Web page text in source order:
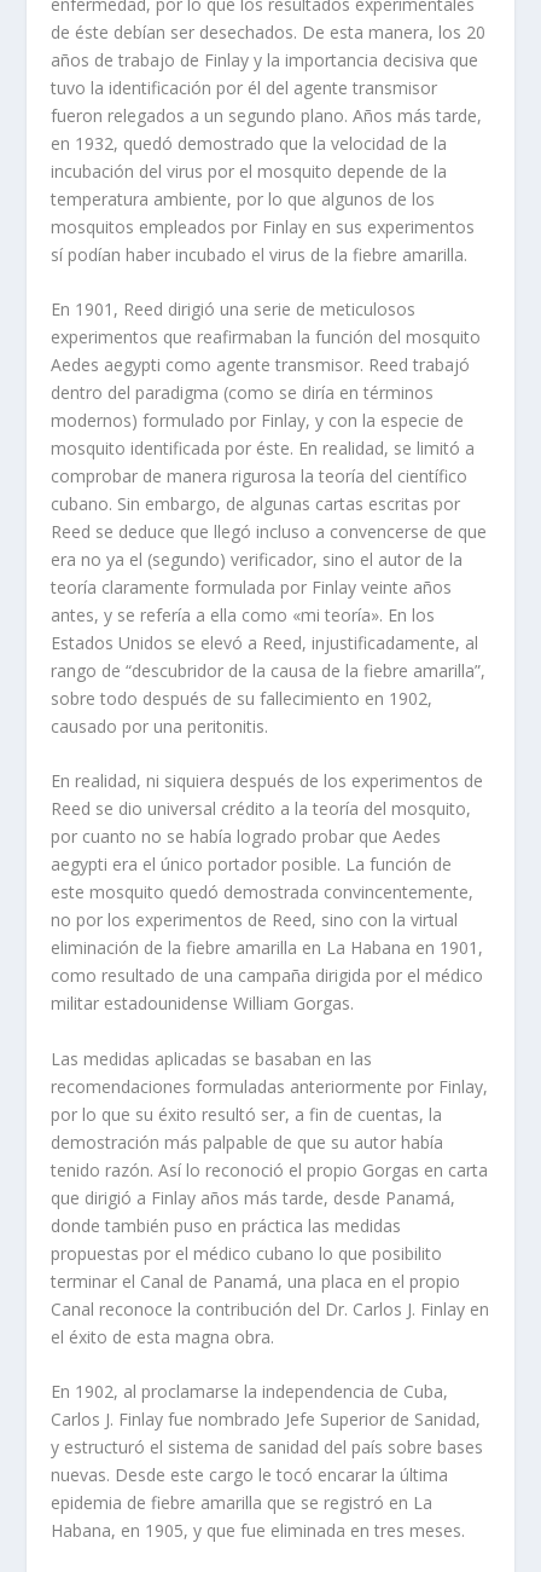
de éste debían ser desechados. De esta manera, los 20
años de trabajo de Finlay y la importancia decisiva que
tuvo la identificación por él del agente transmisor
fueron relegados a un segundo plano. Años más tarde,
en 1932, quedó demostrado que la velocidad de la
incubación del virus por el mosquito depende de la
temperatura ambiente, por lo que algunos de los
mosquitos empleados por Finlay en sus experimentos
sí podían haber incubado el virus de la fiebre amarilla.
En 1901, Reed dirigió una serie de meticulosos
experimentos que reafirmaban la función del mosquito
Aedes aegypti como agente transmisor. Reed trabajó
dentro del paradigma (como se diría en términos
modernos) formulado por Finlay, y con la especie de
mosquito identificada por éste. En realidad, se limitó a
comprobar de manera rigurosa la teoría del científico
cubano. Sin embargo, de algunas cartas escritas por
Reed se deduce que llegó incluso a convencerse de que
era no ya el (segundo) verificador, sino el autor de la
teoría claramente formulada por Finlay veinte años
antes, y se refería a ella como «mi teoría». En los
Estados Unidos se elevó a Reed, injustificadamente, al
rango de “descubridor de la causa de la fiebre amarilla”,
sobre todo después de su fallecimiento en 1902,
causado por una peritonitis.
En realidad, ni siquiera después de los experimentos de
Reed se dio universal crédito a la teoría del mosquito,
por cuanto no se había logrado probar que Aedes
aegypti era el único portador posible. La función de
este mosquito quedó demostrada convincentemente,
no por los experimentos de Reed, sino con la virtual
eliminación de la fiebre amarilla en La Habana en 1901,
como resultado de una campaña dirigida por el médico
militar estadounidense William Gorgas.
Las medidas aplicadas se basaban en las
recomendaciones formuladas anteriormente por Finlay,
por lo que su éxito resultó ser, a fin de cuentas, la
demostración más palpable de que su autor había
tenido razón. Así lo reconoció el propio Gorgas en carta
que dirigió a Finlay años más tarde, desde Panamá,
donde también puso en práctica las medidas
propuestas por el médico cubano lo que posibilito
terminar el Canal de Panamá, una placa en el propio
Canal reconoce la contribución del Dr. Carlos J. Finlay en
el éxito de esta magna obra.
En 1902, al proclamarse la independencia de Cuba,
Carlos J. Finlay fue nombrado Jefe Superior de Sanidad,
y estructuró el sistema de sanidad del país sobre bases
nuevas. Desde este cargo le tocó encarar la última
epidemia de fiebre amarilla que se registró en La
Habana, en 1905, y que fue eliminada en tres meses.